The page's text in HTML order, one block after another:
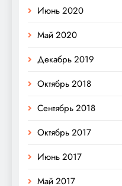
Июнь 2020
Май 2020
Декабрь 2019
Октябрь 2018
Сентябрь 2018
Октябрь 2017
Июнь 2017
Май 2017